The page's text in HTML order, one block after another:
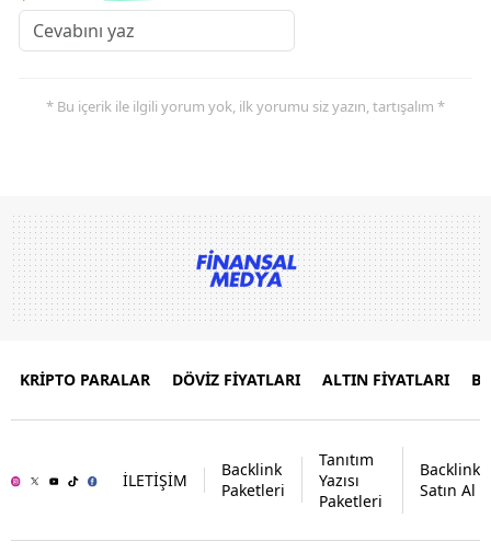
* Bu içerik ile ilgili yorum yok, ilk yorumu siz yazın, tartışalım *
KRİPTO PARALAR DÖVİZ FİYATLARI ALTIN FİYATLARI
İLETİŞİM
Backlink
Paketleri
Tanıtım
Yazısı
Paketleri
Backlink
Satın Al